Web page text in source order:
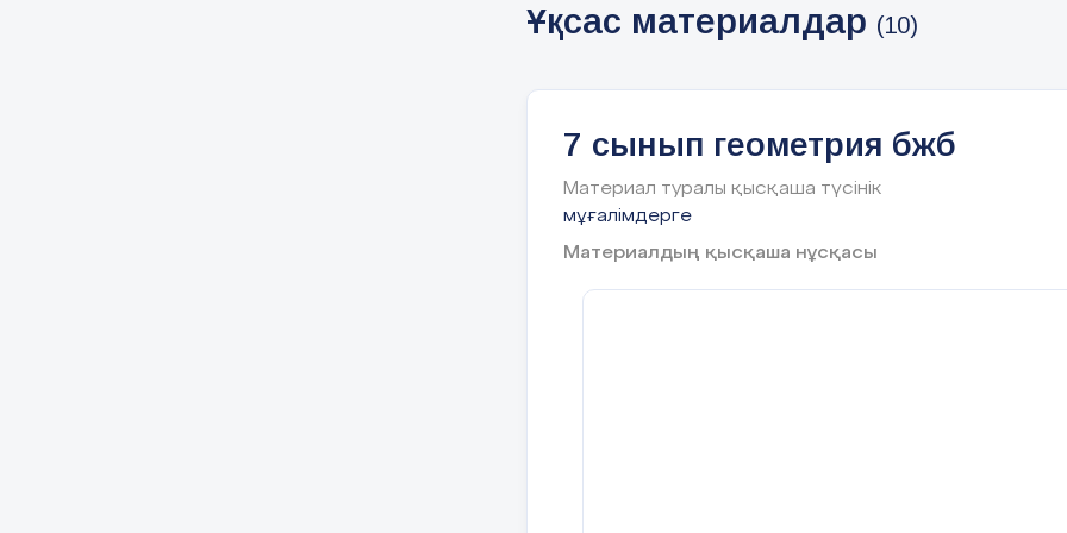
Бүгін, Шеңберге іштей немесе
қарастырамыз
Бүгінгі сабақта меңгеретініңіз:
шеңберге іштей
формуласы;
-әртүрлі
Ұқсас материалдар (10)
7 сынып геометрия бжб
Материал туралы қысқаша түсінік
мұғалімдерге
Материалдың қысқаша нұсқасы